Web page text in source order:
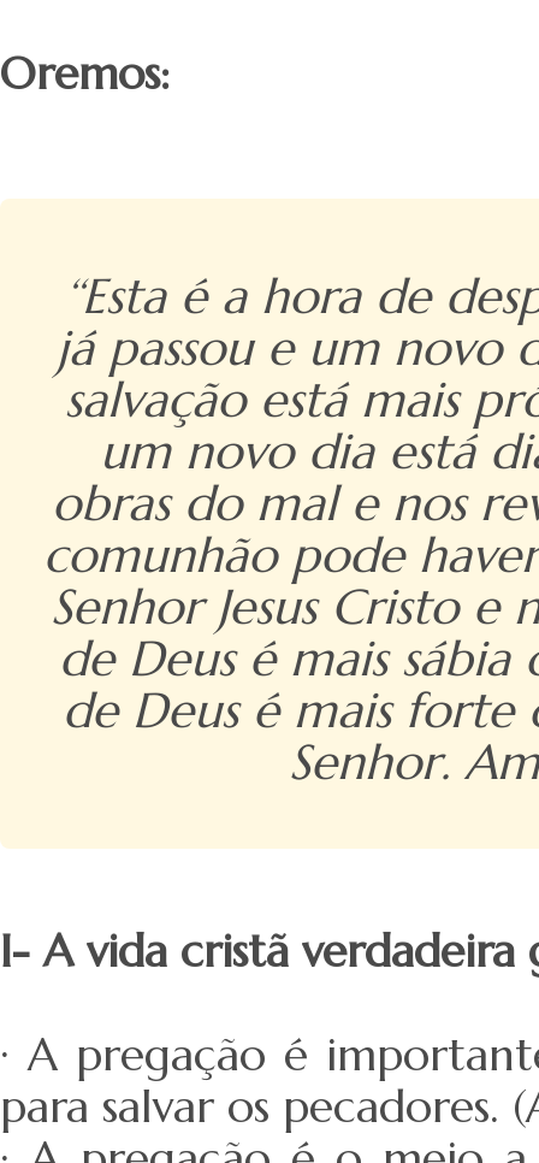
Oremos:
‘‘Esta é a hora de
já passou e um novo
salvação está mais
um novo dia está
obras do mal e nos
comunhão pode
Senhor Jesus Cristo
de Deus é mais
de Deus é mais
Senhor.
I- A vida cristã
· A pregação é
para salvar os pecadores.